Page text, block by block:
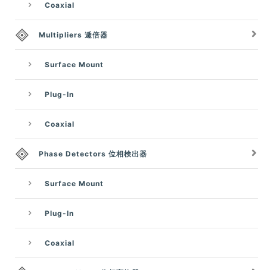
Coaxial
Multipliers 逓倍器
Surface Mount
Plug-In
Coaxial
Phase Detectors 位相検出器
Surface Mount
Plug-In
Coaxial